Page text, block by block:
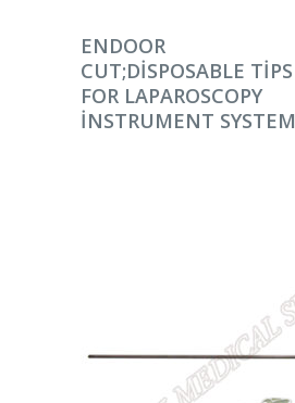
DEVAMINI OKU
ENDOOR
CUT;DISPOSABLE TIPS
FOR LAPAROSCOPY
INSTRUMENT SYSTEM